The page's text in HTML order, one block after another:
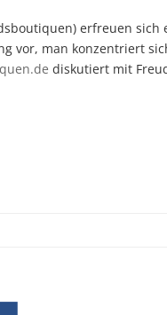
erfreuen
vor, man konzentriert
diskutiert mit